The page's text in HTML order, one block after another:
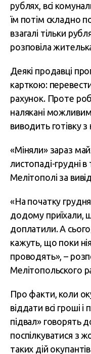
рублях, всі
їм потім складно
взагалі тільки
розповіла
Деякі продавці
карткою:
рахунок. Проте
налякані
виводить готівку з
«Міняли» зараз
листопаді-грудні
Мелітополі за
«На початку
додому приїхали,
доплатили. А
кажуть, що поки
проводять», –
Мелітопольского
Про факти, коли
віддати всі гроші
підвал» говорять
поспілкуватися з
таких дій